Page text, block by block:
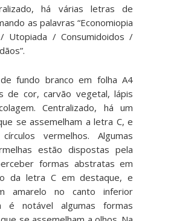
há várias letras de
as palavras “Economiopia
Utopiada / Consumidoidos /
fundo branco em folha A4
de cor, carvão vegetal, lápis
Centralizado, há um
se assemelham a letra C, e
vermelhos. Algumas
estão dispostas pela
formas abstratas em
da letra C em destaque, e
amarelo no canto inferior
é notável algumas formas